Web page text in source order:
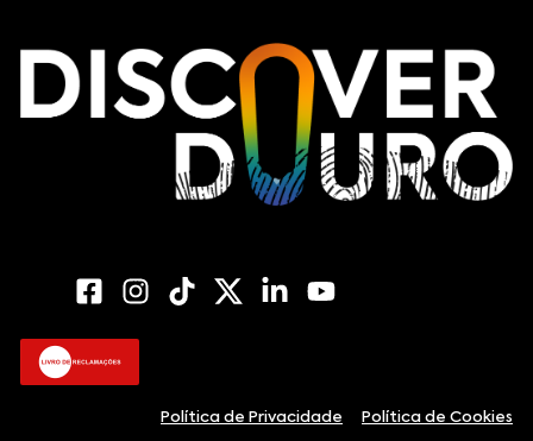
Política de Privacidade Política de Cookies